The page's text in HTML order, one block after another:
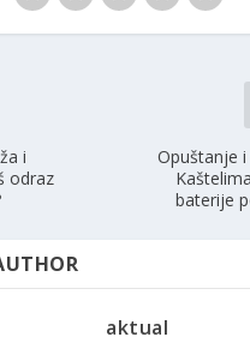
i
odraz
Opuštanje
baterije
aktual